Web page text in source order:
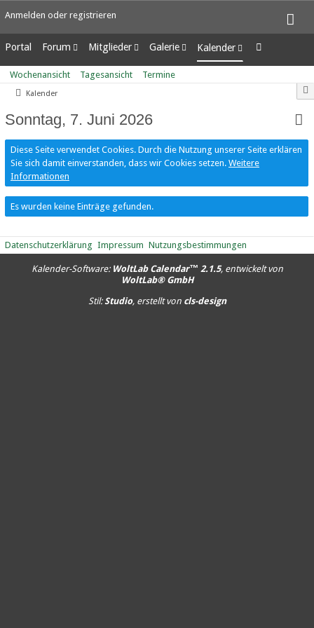
Anmelden oder registrieren
Portal Forum
Unerledigte Themen
Mitglieder
Letzte Aktivitäten
Benutzer online
Mitgliedersuche
Galerie
Alben
Bilder
Kalender
Wochenansicht
Tagesansicht
Wochenansicht Tagesansicht Termine
Kalender
Sonntag, 7. Juni 2026
Diese Seite verwendet Cookies. Durch die Nutzung unserer Seite erklären
Sie sich damit einverstanden, dass wir Cookies setzen. Weitere
Informationen
Es wurden keine Einträge gefunden.
Datenschutzerklärung Impressum Nutzungsbestimmungen
Kalender-Software: WoltLab Calendar™ 2.1.5, entwickelt von
WoltLab® GmbH
Stil:Studio, erstellt von cls-design